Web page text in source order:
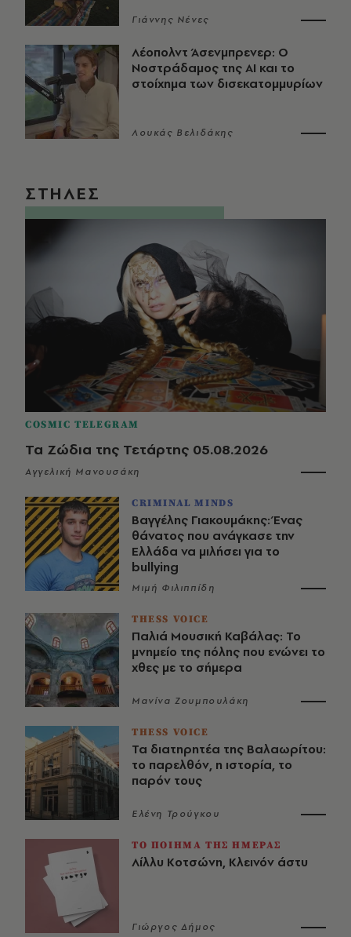
Γιάννης Νένες
Λέοπολντ Άσενμπρενερ: Ο
Νοστράδαμος της AI και το
στοίχημα των δισεκατομμυρίων
Λουκάς Βελιδάκης
ΣΤΗΛΕΣ
COSMIC TELEGRAM
Τα Ζώδια της Τετάρτης 05.08.2026
Αγγελική Μανουσάκη
CRIMINAL MINDS
Βαγγέλης Γιακουμάκης: Ένας
θάνατος που ανάγκασε την
Ελλάδα να μιλήσει για το
bullying
Μιμή Φιλιππίδη
THESS VOICE
Παλιά Μουσική Καβάλας: Το
μνημείο της πόλης που ενώνει το
χθες με το σήμερα
Μανίνα Ζουμπουλάκη
THESS VOICE
Τα διατηρητέα της Βαλαωρίτου:
το παρελθόν, η ιστορία, το
παρόν τους
Ελένη Τρούγκου
ΤΟ ΠΟΙΗΜΑ ΤΗΣ ΗΜΕΡΑΣ
Λίλλυ Κοτσώνη, Κλεινόν άστυ
Γιώργος Δήμος